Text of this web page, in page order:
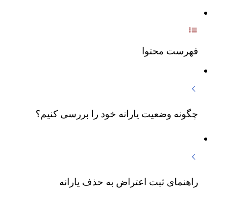
فهرست محتوا
چگونه وضعیت یارانه خود را بررسی کنیم؟
راهنمای ثبت اعتراض به حذف یارانه